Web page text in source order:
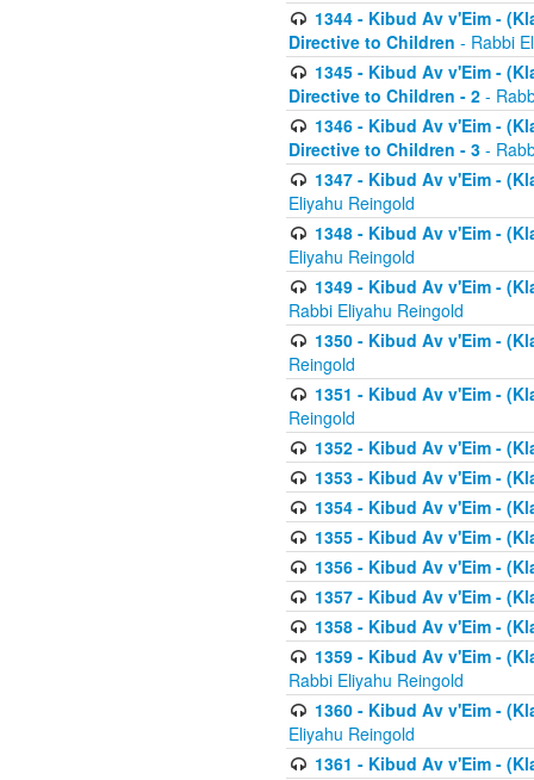
1344 - Kibud Av v'Eim -
Directive to Children - Rabbi
1345 - Kibud Av v'Eim -
Directive to Children - 2 -
1346 - Kibud Av v'Eim -
Directive to Children - 3 -
1347 - Kibud Av v'Eim -
Eliyahu Reingold
1348 - Kibud Av v'Eim -
Eliyahu Reingold
1349 - Kibud Av v'Eim -
Rabbi Eliyahu Reingold
1350 - Kibud Av v'Eim -
Reingold
1351 - Kibud Av v'Eim -
Reingold
1352 - Kibud Av v'Eim -
1353 - Kibud Av v'Eim -
1354 - Kibud Av v'Eim -
1355 - Kibud Av v'Eim -
1356 - Kibud Av v'Eim -
1357 - Kibud Av v'Eim -
1358 - Kibud Av v'Eim -
1359 - Kibud Av v'Eim -
Rabbi Eliyahu Reingold
1360 - Kibud Av v'Eim -
Eliyahu Reingold
1361 - Kibud Av v'Eim -